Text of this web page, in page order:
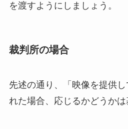
を渡すようにしましょう。
裁判所の場合
先述の通り、「映像を提供
れた場合、応じるかどうかは